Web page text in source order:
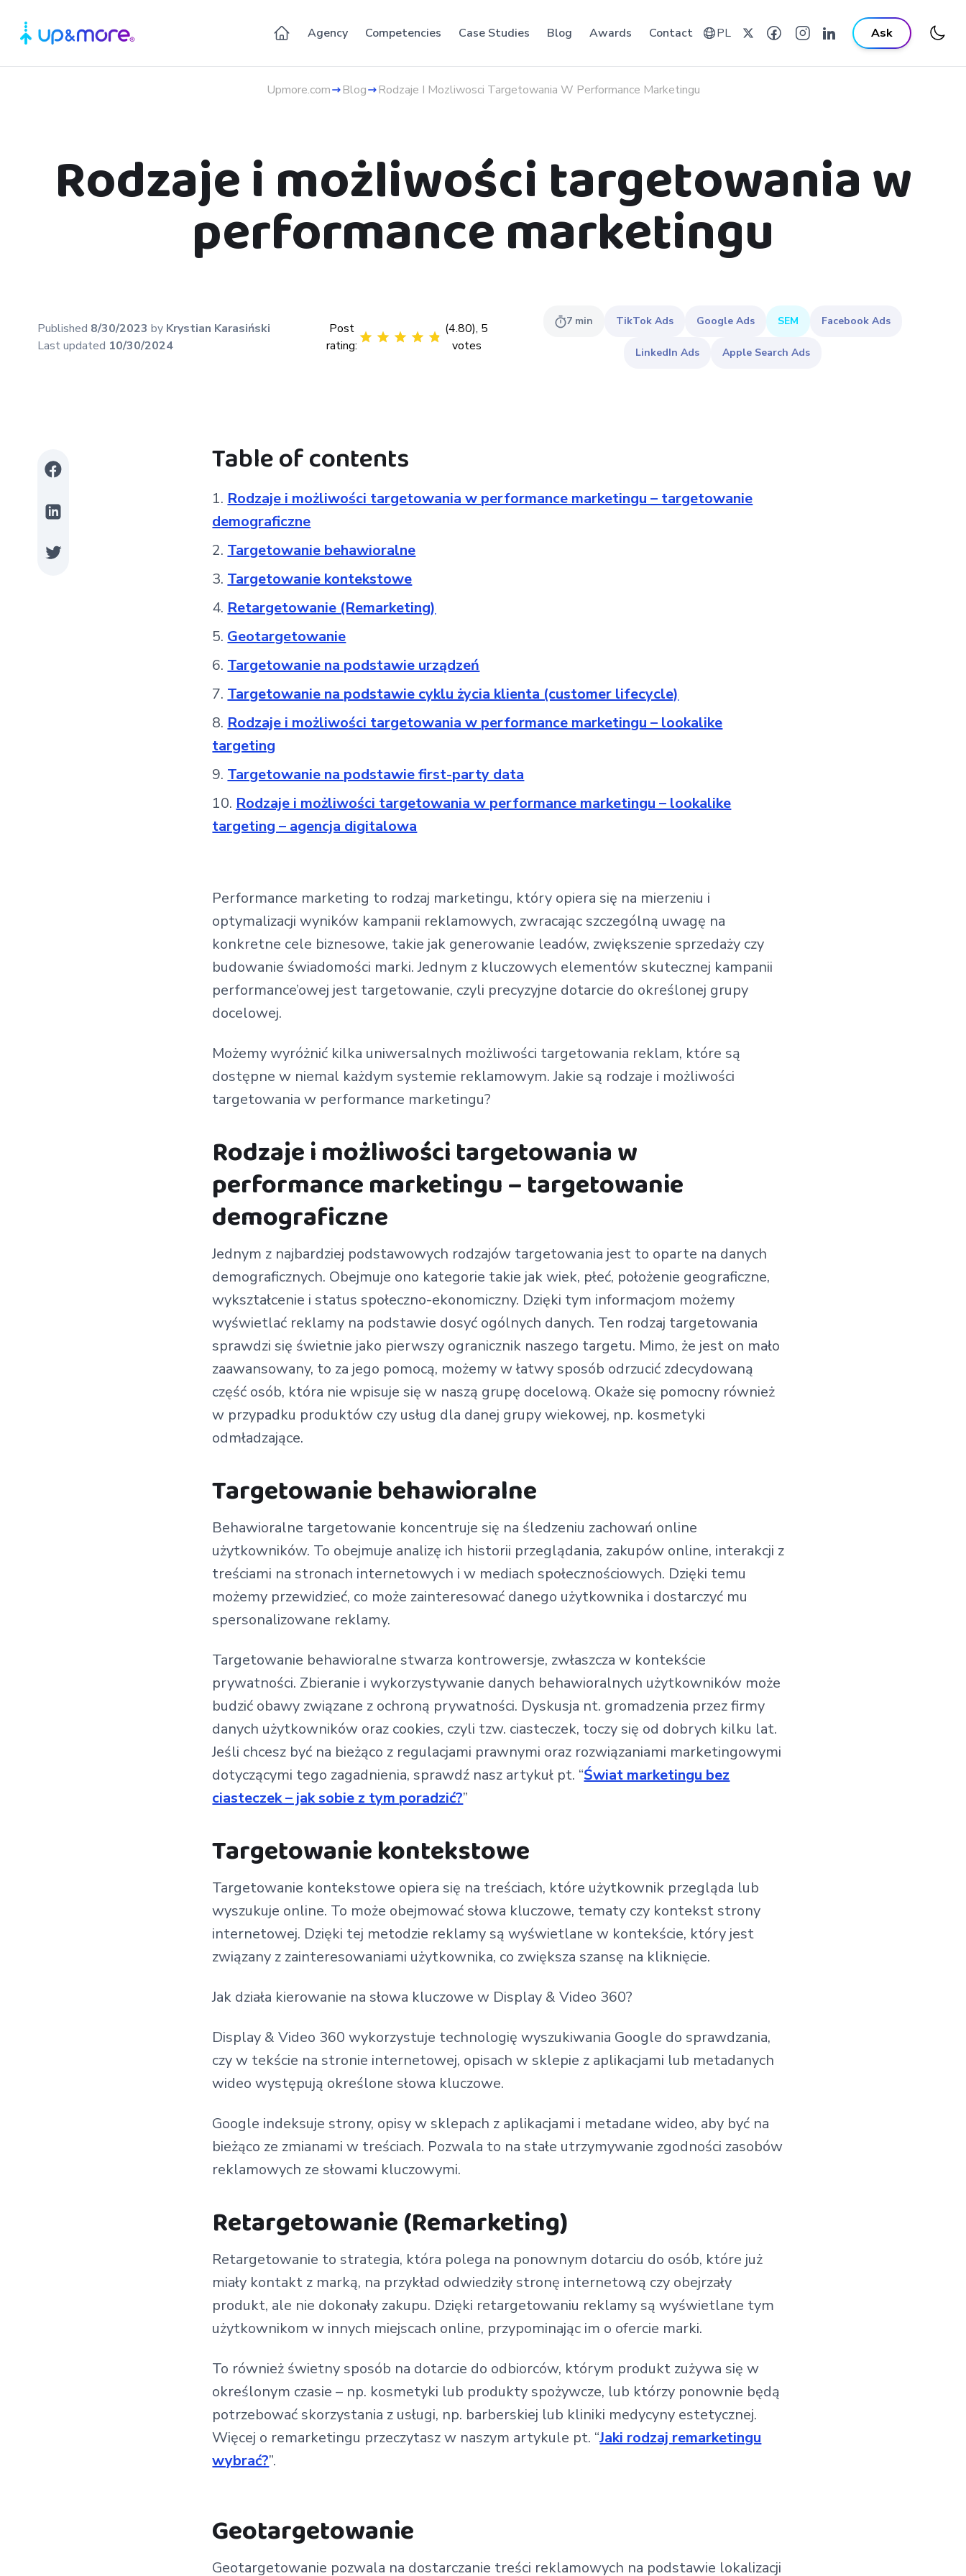
Agency Competencies Case Studies Blog Awards Contact PL Ask
Upmore.com Blog Rodzaje I Mozliwosci Targetowania W Performance Marketingu
Rodzaje i możliwości targetowania w
performance marketingu
Published 8/30/2023 by Krystian Karasiński
Last updated 10/30/2024
Post
rating:
(4.80), 5
votes
7 min TikTok Ads Google Ads SEM Facebook Ads
LinkedIn Ads Apple Search Ads
Table of contents
Rodzaje i możliwości targetowania w performance marketingu – targetowanie
demograficzne
Targetowanie behawioralne
Targetowanie kontekstowe
Retargetowanie (Remarketing)
Geotargetowanie
Targetowanie na podstawie urządzeń
Targetowanie na podstawie cyklu życia klienta (customer lifecycle)
Rodzaje i możliwości targetowania w performance marketingu – lookalike
targeting
Targetowanie na podstawie first-party data
Rodzaje i możliwości targetowania w performance marketingu – lookalike
targeting – agencja digitalowa
Performance marketing to rodzaj marketingu, który opiera się na mierzeniu i
optymalizacji wyników kampanii reklamowych, zwracając szczególną uwagę na
konkretne cele biznesowe, takie jak generowanie leadów, zwiększenie sprzedaży czy
budowanie świadomości marki. Jednym z kluczowych elementów skutecznej kampanii
performance’owej jest targetowanie, czyli precyzyjne dotarcie do określonej grupy
docelowej.
Możemy wyróżnić kilka uniwersalnych możliwości targetowania reklam, które są
dostępne w niemal każdym systemie reklamowym. Jakie są rodzaje i możliwości
targetowania w performance marketingu?
Rodzaje i możliwości targetowania w
performance marketingu – targetowanie
demograficzne
Jednym z najbardziej podstawowych rodzajów targetowania jest to oparte na danych
demograficznych. Obejmuje ono kategorie takie jak wiek, płeć, położenie geograficzne,
wykształcenie i status społeczno-ekonomiczny. Dzięki tym informacjom możemy
wyświetlać reklamy na podstawie dosyć ogólnych danych. Ten rodzaj targetowania
sprawdzi się świetnie jako pierwszy ogranicznik naszego targetu. Mimo, że jest on mało
zaawansowany, to za jego pomocą, możemy w łatwy sposób odrzucić zdecydowaną
część osób, która nie wpisuje się w naszą grupę docelową. Okaże się pomocny również
w przypadku produktów czy usług dla danej grupy wiekowej, np. kosmetyki
odmładzające.
Targetowanie behawioralne
Behawioralne targetowanie koncentruje się na śledzeniu zachowań online
użytkowników. To obejmuje analizę ich historii przeglądania, zakupów online, interakcji z
treściami na stronach internetowych i w mediach społecznościowych. Dzięki temu
możemy przewidzieć, co może zainteresować danego użytkownika i dostarczyć mu
spersonalizowane reklamy.
Targetowanie behawioralne stwarza kontrowersje, zwłaszcza w kontekście
prywatności. Zbieranie i wykorzystywanie danych behawioralnych użytkowników może
budzić obawy związane z ochroną prywatności. Dyskusja nt. gromadzenia przez firmy
danych użytkowników oraz cookies, czyli tzw. ciasteczek, toczy się od dobrych kilku lat.
Jeśli chcesz być na bieżąco z regulacjami prawnymi oraz rozwiązaniami marketingowymi
dotyczącymi tego zagadnienia, sprawdź nasz artykuł pt. “Świat marketingu bez
ciasteczek – jak sobie z tym poradzić?”
Targetowanie kontekstowe
Targetowanie kontekstowe opiera się na treściach, które użytkownik przegląda lub
wyszukuje online. To może obejmować słowa kluczowe, tematy czy kontekst strony
internetowej. Dzięki tej metodzie reklamy są wyświetlane w kontekście, który jest
związany z zainteresowaniami użytkownika, co zwiększa szansę na kliknięcie.
Jak działa kierowanie na słowa kluczowe w Display & Video 360?
Display & Video 360 wykorzystuje technologię wyszukiwania Google do sprawdzania,
czy w tekście na stronie internetowej, opisach w sklepie z aplikacjami lub metadanych
wideo występują określone słowa kluczowe.
Google indeksuje strony, opisy w sklepach z aplikacjami i metadane wideo, aby być na
bieżąco ze zmianami w treściach. Pozwala to na stałe utrzymywanie zgodności zasobów
reklamowych ze słowami kluczowymi.
Retargetowanie (Remarketing)
Retargetowanie to strategia, która polega na ponownym dotarciu do osób, które już
miały kontakt z marką, na przykład odwiedziły stronę internetową czy obejrzały
produkt, ale nie dokonały zakupu. Dzięki retargetowaniu reklamy są wyświetlane tym
użytkownikom w innych miejscach online, przypominając im o ofercie marki.
To również świetny sposób na dotarcie do odbiorców, którym produkt zużywa się w
określonym czasie – np. kosmetyki lub produkty spożywcze, lub którzy ponownie będą
potrzebować skorzystania z usługi, np. barberskiej lub kliniki medycyny estetycznej.
Więcej o remarketingu przeczytasz w naszym artykule pt. “Jaki rodzaj remarketingu
wybrać?”.
Geotargetowanie
Geotargetowanie pozwala na dostarczanie treści reklamowych na podstawie lokalizacji